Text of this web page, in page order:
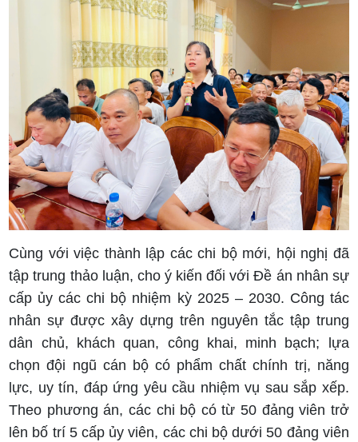
Cùng với việc thành lập các chi bộ mới, hội nghị đã
tập trung thảo luận, cho ý kiến đối với Đề án nhân sự
cấp ủy các chi bộ nhiệm kỳ 2025 – 2030. Công tác
nhân sự được xây dựng trên nguyên tắc tập trung
dân chủ, khách quan, công khai, minh bạch; lựa
chọn đội ngũ cán bộ có phẩm chất chính trị, năng
lực, uy tín, đáp ứng yêu cầu nhiệm vụ sau sắp xếp.
Theo phương án, các chi bộ có từ 50 đảng viên trở
lên bố trí 5 cấp ủy viên, các chi bộ dưới 50 đảng viên